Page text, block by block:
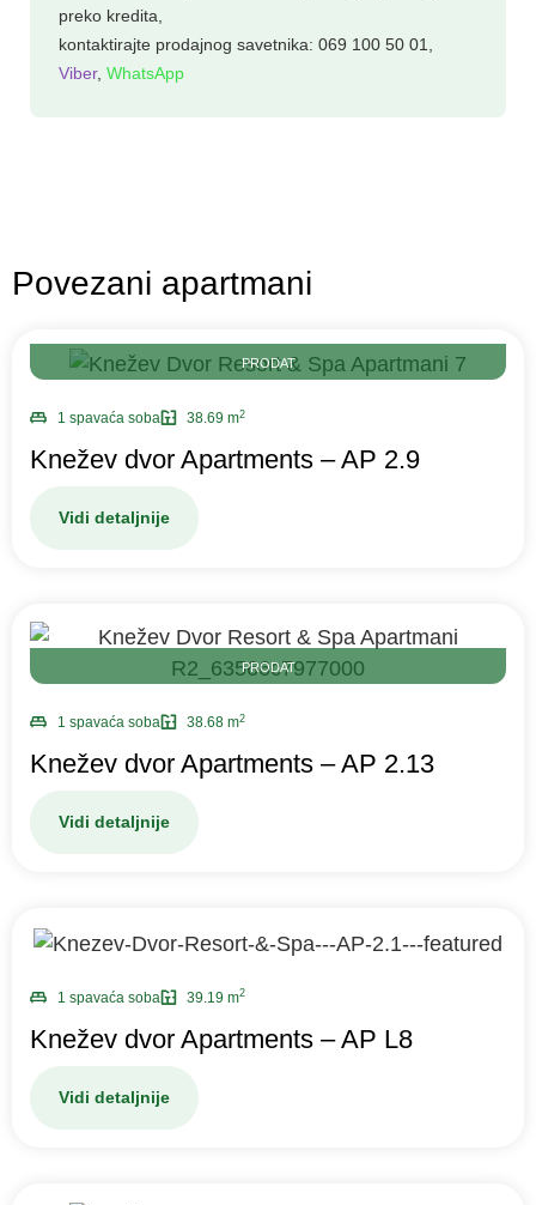
preko kredita,
kontaktirajte prodajnog savetnika: 069 100 50 01
Viber, WhatsApp
Povezani apartmani
PRODAT
1 spavaća soba 38.69 m2
Knežev dvor Apartments – AP 2.9
Vidi detaljnije
PRODAT
1 spavaća soba 38.68 m2
Knežev dvor Apartments – AP 2.13
Vidi detaljnije
1 spavaća soba 39.19 m2
Knežev dvor Apartments – AP L8
Vidi detaljnije